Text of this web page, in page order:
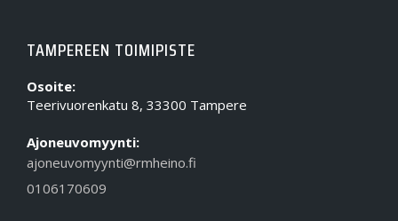
TAMPEREEN TOIMIPISTE
Osoite:
Teerivuorenkatu 8, 33300 Tampere
Ajoneuvomyynti:
ajoneuvomyynti@rmheino.fi
0106170609